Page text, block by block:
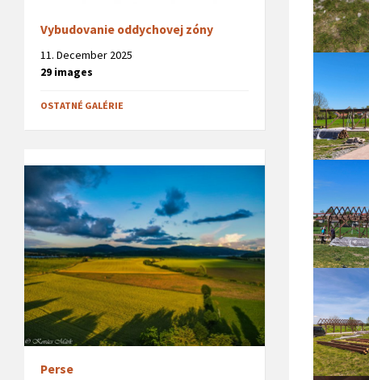
Vybudovanie oddychovej zóny
11. December 2025
29 images
OSTATNÉ GALÉRIE
Perse